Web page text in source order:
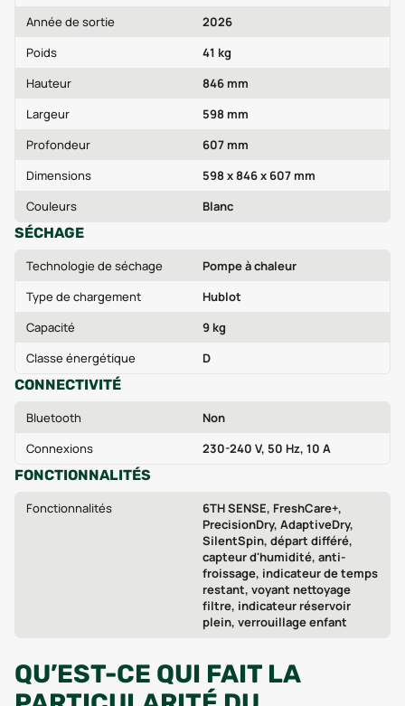
Année de sortie
2026
Poids
41 kg
Hauteur
846 mm
Largeur
598 mm
Profondeur
607 mm
Dimensions
598 x 846 x 607 mm
Couleurs
Blanc
SÉCHAGE
Technologie de séchage
Pompe à chaleur
Type de chargement
Hublot
Capacité
9 kg
Classe énergétique
D
CONNECTIVITÉ
Bluetooth
Non
Connexions
230-240 V, 50 Hz, 10 A
FONCTIONNALITÉS
Fonctionnalités
6TH SENSE, FreshCare+,
PrecisionDry, AdaptiveDry,
SilentSpin, départ différé,
capteur d'humidité, anti-
froissage, indicateur de temps
restant, voyant nettoyage
filtre, indicateur réservoir
plein, verrouillage enfant
QU’EST-CE QUI FAIT LA